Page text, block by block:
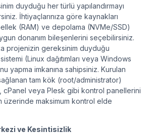
duyduğu her türlü yapılandırmayı
İhtiyaçlarınıza göre kaynakları
(RAM) ve depolama (NVMe/SSD)
donanım bileşenlerini seçebilirsiniz.
projenizin gereksinim duyduğu
(Linux dağıtımları veya Windows
yapma imkanına sahipsiniz. Kurulan
tam kök (root/administrator)
cPanel veya Plesk gibi kontrol panellerini
üzerinde maksimum kontrol elde
ve Kesintisizlik